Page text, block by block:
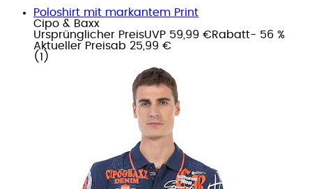
Poloshirt mit markantem Print
Cipo & Baxx
Ursprünglicher PreisUVP 59,99 €Rabatt- 56 %
Aktueller Preisab 25,99 €
( 1 )